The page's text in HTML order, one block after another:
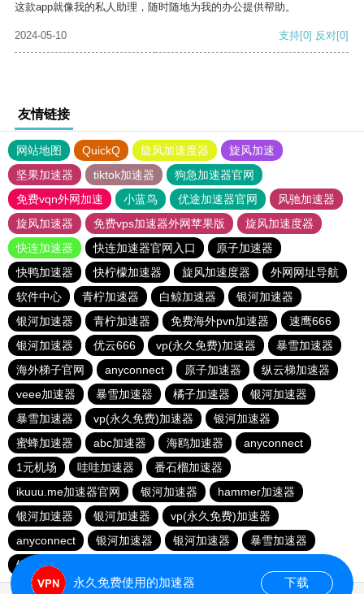
这款app就像我的私人助理，随时随地为我的办公提供帮助。
2024-05-10 支持[0] 反对[0]
友情链接
网站地图 QuickQ 旋风加速度器
旋风加速
坚果加速器
tiktok加速器
狗急加速器官网
免费vqn外网加速
小蓝鸟 优途加速器官网
风驰加速器
旋风加速器
免费vps加速器外网苹果版
旋风加速度器
快连加速器
快连加速器官网入口
原子加速器
快鸭加速器
快柠檬加速器 旋风加速度器
外网网址导航
软件中心
青柠加速器 白鲸加速器
银河加速器
银河加速器
青柠加速器 免费海外pvn加速器
速鹰666
银河加速器
优云666 vp(永久免费)加速器
暴雪加速器
海外梯子官网
anyconnect 原子加速器
纵云梯加速器
veee加速器
暴雪加速器 橘子加速器
银河加速器
暴雪加速器
vp(永久免费)加速器
银河加速器
蜜蜂加速器
abc加速器 海鸥加速器
anyconnect
1元机场
哇哇加速器
番石榴加速器
ikuuu.me加速器官网
银河加速器
hammer加速器
银河加速器
银河加速器
vp(永久免费)加速器
anyconnect
银河加速器 银河加速器
暴雪加速器
银河加速器
永久免费使用的加速器 下载